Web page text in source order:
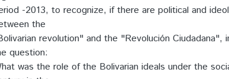
-2013, to recognize, if there are political and
the
revolution" and the "Revolución Ciudadana",
question:
was the role of the Bolivarian ideals under the